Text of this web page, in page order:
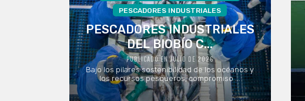
PESCADORES INDUSTRIALES
PESCADORES INDUSTRIALES
DEL BIOBÍO C...
PUBLICADO EN JULIO DE 2026
Bajo los pilares sostenibilidad de los océanos y
los recursos pesqueros, compromiso ...